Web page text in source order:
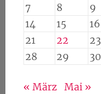
7
8 9
14
15 16
21
22 23
28
29 30
« März Mai »